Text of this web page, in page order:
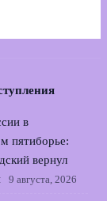
в
пятиборье:
вернул
9 августа, 2026